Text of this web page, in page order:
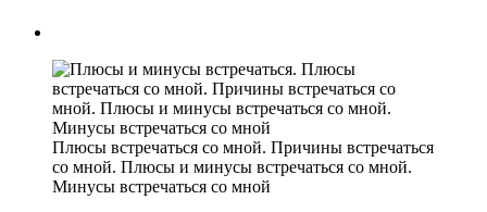
Плюсы встречаться со мной. Причины встречаться
со мной. Плюсы и минусы встречаться со мной.
Минусы встречаться со мной